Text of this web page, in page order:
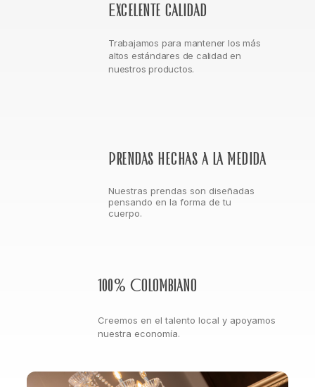
Excelente calidad
Trabajamos para mantener los más
altos estándares de calidad en
nuestros productos.
Prendas hechas a la medida
Nuestras prendas son diseñadas
pensando en la forma de tu
cuerpo.
100% Colombiano
Creemos en el talento local y apoyamos
nuestra economía.